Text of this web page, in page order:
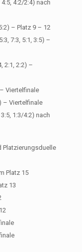
4:2/2:4) nach
– Platz 9 – 12
7:3, 5:1, 3:5) –
2:1, 2:2) –
Viertelfinale
– Viertelfinale
1:3/4:2) nach
Platzierungsduelle
Platz 15
13